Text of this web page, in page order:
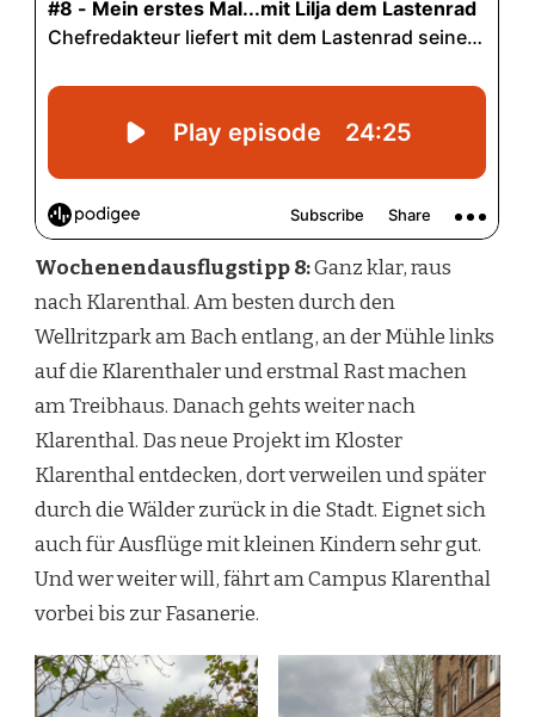
Wochenendausflugstipp 8:Ganz klar, raus
nach Klarenthal. Am besten durch den
Wellritzpark am Bach entlang, an der Mühle links
auf die Klarenthaler und erstmal Rast machen
am Treibhaus. Danach gehts weiter nach
Klarenthal. Das neue Projekt im Kloster
Klarenthal entdecken, dort verweilen und später
durch die Wälder zurück in die Stadt. Eignet sich
auch für Ausflüge mit kleinen Kindern sehr gut.
Und wer weiter will, fährt am Campus Klarenthal
vorbei bis zur Fasanerie.